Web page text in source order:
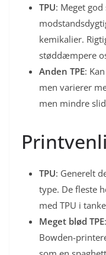
TPU: Meget
kemikalier.
støddæmpere
Anden TPE:
men varierer
men mindre
TPU: Generelt
type. De fleste
med TPU i
Meget blød TPE
Bowden-